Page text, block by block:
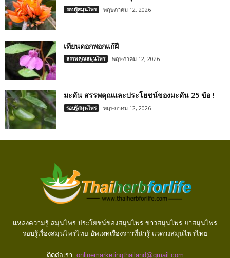
รอบรู้สมุนไพร พฤษภาคม 12, 2026
เทียนดอกพอกแก้ฝี
สรรพคุณสมุนไพร พฤษภาคม 12, 2026
มะดัน สรรพคุณและประโยชน์ของมะดัน 25 ข้อ !
รอบรู้สมุนไพร พฤษภาคม 12, 2026
แหล่งความรู้ สมุนไพร ประโยชน์ของสมุนไพร ข่าวสมุนไพร ยาสมุนไพร
รอบรู้เรื่องสมุนไพรไทย อัพเดทเรื่องราวที่น่ารู้ แวดวงสมุนไพรไทย
ติดต่อเรา: onlinemarketingthailand@gmail.com